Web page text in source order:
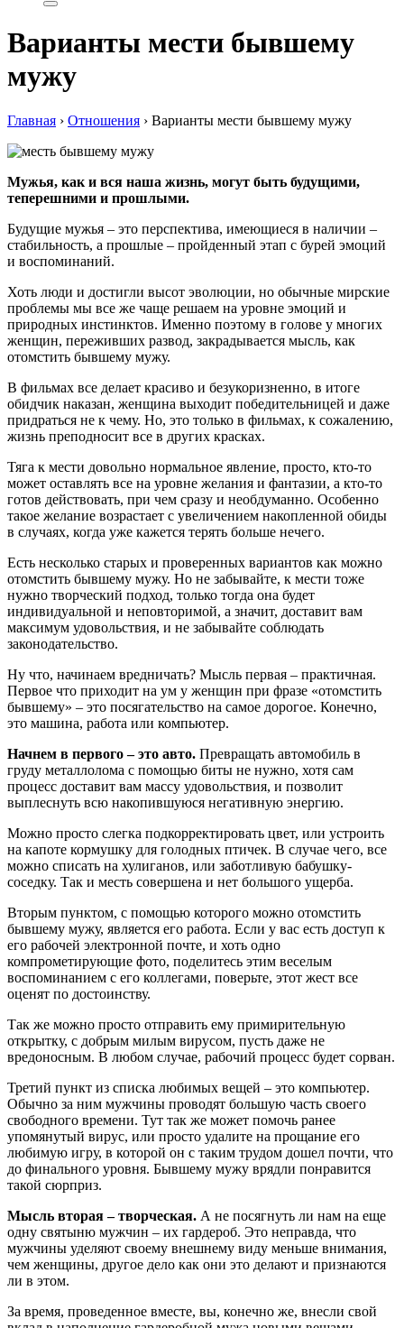
Варианты мести бывшему
мужу
Главная › Отношения › Варианты мести бывшему мужу
Мужья, как и вся наша жизнь, могут быть будущими,
теперешними и прошлыми.
Будущие мужья – это перспектива, имеющиеся в наличии –
стабильность, а прошлые – пройденный этап с бурей эмоций
и воспоминаний.
Хоть люди и достигли высот эволюции, но обычные мирские
проблемы мы все же чаще решаем на уровне эмоций и
природных инстинктов. Именно поэтому в голове у многих
женщин, переживших развод, закрадывается мысль, как
отомстить бывшему мужу.
В фильмах все делает красиво и безукоризненно, в итоге
обидчик наказан, женщина выходит победительницей и даже
придраться не к чему. Но, это только в фильмах, к сожалению,
жизнь преподносит все в других красках.
Тяга к мести довольно нормальное явление, просто, кто-то
может оставлять все на уровне желания и фантазии, а кто-то
готов действовать, при чем сразу и необдуманно. Особенно
такое желание возрастает с увеличением накопленной обиды
в случаях, когда уже кажется терять больше нечего.
Есть несколько старых и проверенных вариантов как можно
отомстить бывшему мужу. Но не забывайте, к мести тоже
нужно творческий подход, только тогда она будет
индивидуальной и неповторимой, а значит, доставит вам
максимум удовольствия, и не забывайте соблюдать
законодательство.
Ну что, начинаем вредничать? Мысль первая – практичная.
Первое что приходит на ум у женщин при фразе «отомстить
бывшему» – это посягательство на самое дорогое. Конечно,
это машина, работа или компьютер.
Начнем в первого – это авто. Превращать автомобиль в
груду металлолома с помощью биты не нужно, хотя сам
процесс доставит вам массу удовольствия, и позволит
выплеснуть всю накопившуюся негативную энергию.
Можно просто слегка подкорректировать цвет, или устроить
на капоте кормушку для голодных птичек. В случае чего, все
можно списать на хулиганов, или заботливую бабушку-
соседку. Так и месть совершена и нет большого ущерба.
Вторым пунктом, с помощью которого можно отомстить
бывшему мужу, является его работа. Если у вас есть доступ к
его рабочей электронной почте, и хоть одно
компрометирующие фото, поделитесь этим веселым
воспоминанием с его коллегами, поверьте, этот жест все
оценят по достоинству.
Так же можно просто отправить ему примирительную
открытку, с добрым милым вирусом, пусть даже не
вредоносным. В любом случае, рабочий процесс будет сорван.
Третий пункт из списка любимых вещей – это компьютер.
Обычно за ним мужчины проводят большую часть своего
свободного времени. Тут так же может помочь ранее
упомянутый вирус, или просто удалите на прощание его
любимую игру, в которой он с таким трудом дошел почти, что
до финального уровня. Бывшему мужу врядли понравится
такой сюрприз.
Мысль вторая – творческая. А не посягнуть ли нам на еще
одну святыню мужчин – их гардероб. Это неправда, что
мужчины уделяют своему внешнему виду меньше внимания,
чем женщины, другое дело как они это делают и признаются
ли в этом.
За время, проведенное вместе, вы, конечно же, внесли свой